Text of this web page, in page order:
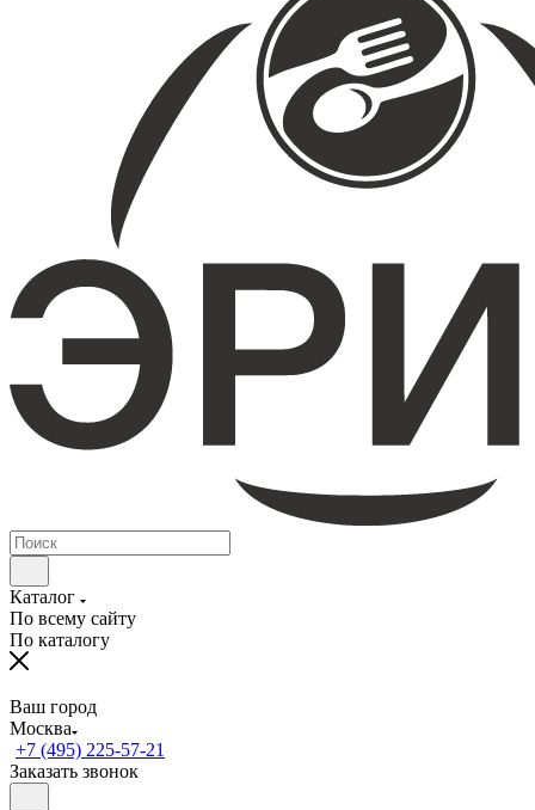
Каталог
По всему сайту
По каталогу
Ваш город
Москва
+7 (495) 225-57-21
Заказать звонок